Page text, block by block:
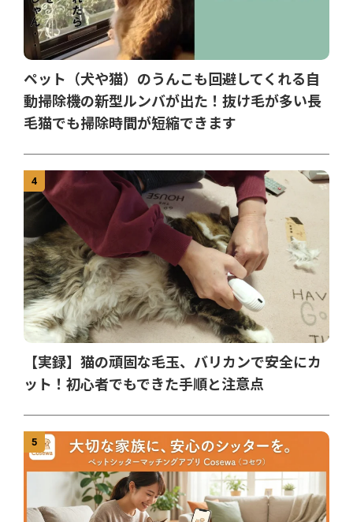
ペット（犬や猫）のうんこも回避してくれる自
動掃除機の新型ルンバが出た！抜け毛が多い長
毛猫でも掃除時間が短縮できます
4
【実録】猫の頑固な毛玉、バリカンで安全にカ
ット！初心者でもできた手順と注意点
5